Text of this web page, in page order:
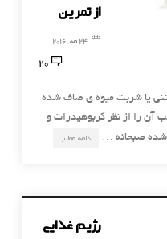
از تمرین
24 مه, 2016
20
یا شربت میوه ی صاف شده
را از نظر کربوهیدرات و
شده صبحانه …
ادامه مطلب
رژیم غذایی